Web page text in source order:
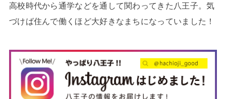
高校時代から通学などを通して関わってきた八王子。気
づけば住んで働くほど大好きなまちになっていました！